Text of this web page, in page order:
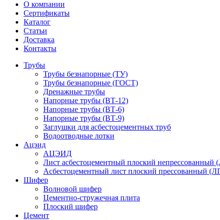
О компании
Сертификаты
Каталог
Статьи
Доставка
Контакты
Трубы
Трубы безнапорные (ТУ)
Трубы безнапорные (ГОСТ)
Дренажные трубы
Напорные трубы (ВТ-12)
Напорные трубы (ВТ-6)
Напорные трубы (ВТ-9)
Заглушки для асбестоцементных труб
Водоотводные лотки
Ацэид
АЦЭИД
Лист асбестоцементный плоский
Асбестоцементный лист плоский прессованный
Шифер
Волновой шифер
Цементно-стружечная плита
Плоский шифер
Цемент